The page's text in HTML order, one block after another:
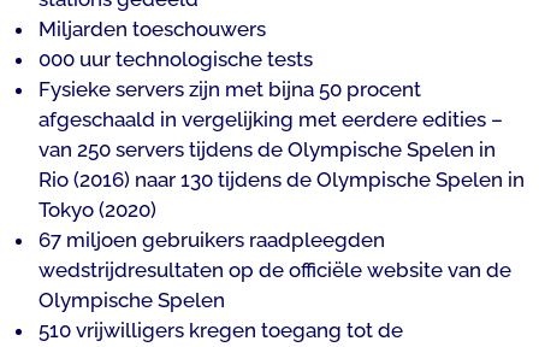
Miljarden toeschouwers
000 uur technologische tests
Fysieke servers zijn met bijna 50 procent
afgeschaald in vergelijking met eerdere edities –
van 250 servers tijdens de Olympische Spelen in
Rio (2016) naar 130 tijdens de Olympische Spelen in
Tokyo (2020)
67 miljoen gebruikers raadpleegden
wedstrijdresultaten op de officiële website van de
Olympische Spelen
510 vrijwilligers kregen toegang tot de